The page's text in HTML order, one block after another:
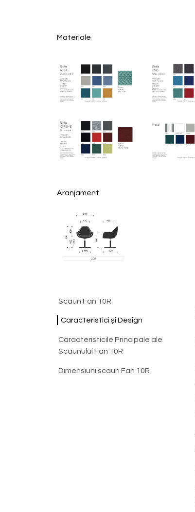
Materiale
Aranjament
Scaun Fan 10R
Caracteristici și Design
Caracteristicile Principale ale
Scaunului Fan 10R
Dimensiuni scaun Fan 10R